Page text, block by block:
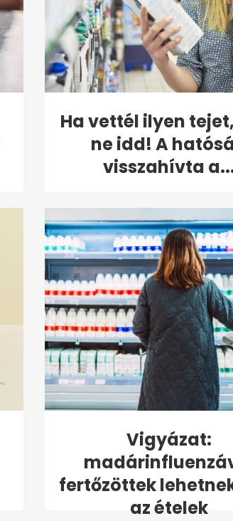
Ha vettél ilyen
ne idd! A
visszahívta
Vigyázat:
fertőzöttek
az ételek